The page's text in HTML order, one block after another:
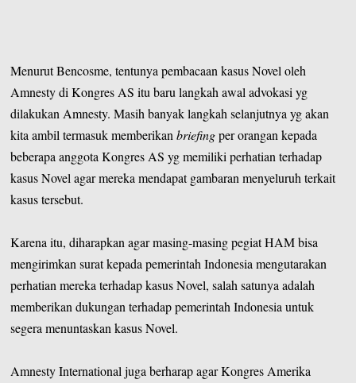
Menurut Bencosme, tentunya pembacaan kasus Novel oleh
Amnesty di Kongres AS itu baru langkah awal advokasi yg
dilakukan Amnesty. Masih banyak langkah selanjutnya yg akan
kita ambil termasuk memberikanbriefingper orangan kepada
beberapa anggota Kongres AS yg memiliki perhatian terhadap
kasus Novel agar mereka mendapat gambaran menyeluruh terkait
kasus tersebut.
Karena itu, diharapkan agar masing-masing pegiat HAM bisa
mengirimkan surat kepada pemerintah Indonesia mengutarakan
perhatian mereka terhadap kasus Novel, salah satunya adalah
memberikan dukungan terhadap pemerintah Indonesia untuk
segera menuntaskan kasus Novel.
Amnesty International juga berharap agar Kongres Amerika